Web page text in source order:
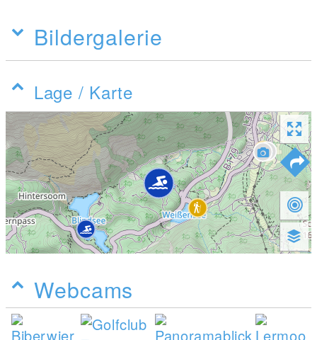
Bildergalerie
Lage / Karte
Webcams